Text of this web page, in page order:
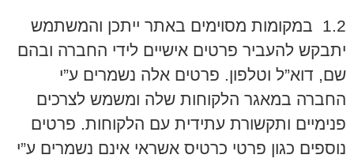
1.2 במקומות מסוימים באתר ייתכן והמשתמש
יתבקש להעביר פרטים אישיים לידי החברה ובהם
שם, דוא”ל וטלפון. פרטים אלה נשמרים ע”י
החברה במאגר הלקוחות שלה ומשמש לצרכים
פנימיים ותקשורת עתידית עם הלקוחות. פרטים
נוספים כגון פרטי כרטיס אשראי אינם נשמרים ע”י